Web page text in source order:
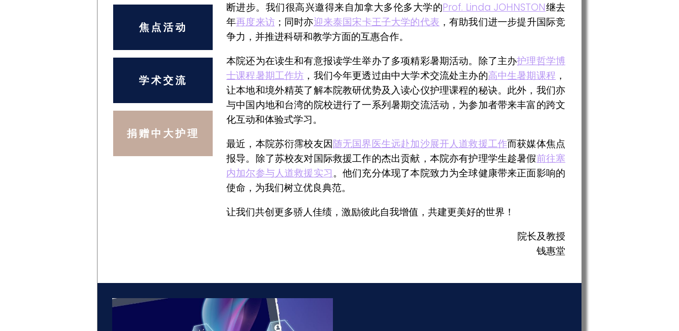
焦点活动
学术交流
捐赠中大护理
断进步。我们很高兴邀得来自加拿大多伦多大学的Prof. Linda JOHNSTON继去
年再度来访 ；同时亦迎来泰国宋卡王子大学的代表 ，有助我们进一步提升国际竞
争力，并推进科研和教学方面的互惠合作。
本院还为在读生和有意报读学生举办了多项精彩暑期活动。除了主办护理哲学博
士课程暑期工作坊 ，我们今年更透过由中大学术交流处主办的高中生暑期课程 ，
让本地和境外精英了解本院教研优势及入读心仪护理课程的秘诀。此外，我们亦
与中国内地和台湾的院校进行了一系列暑期交流活动，为参加者带来丰富的跨文
化互动和体验式学习。
最近，本院苏衍霈校友因随无国界医生远赴加沙展开人道救援工作而获媒体焦点
报导。除了苏校友对国际救援工作的杰出贡献，本院亦有护理学生趁暑假前往塞
内加尔参与人道救援实习。他们充分体现了本院致力为全球健康带来正面影响的
使命，为我们树立优良典范。
让我们共创更多骄人佳绩，激励彼此自我增值，共建更美好的世界！
院长及教授
钱惠堂